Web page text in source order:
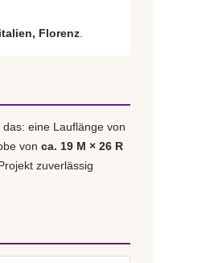
Florenz
das: eine Lauflänge von
von ca. 19 M × 26 R
zuverlässig